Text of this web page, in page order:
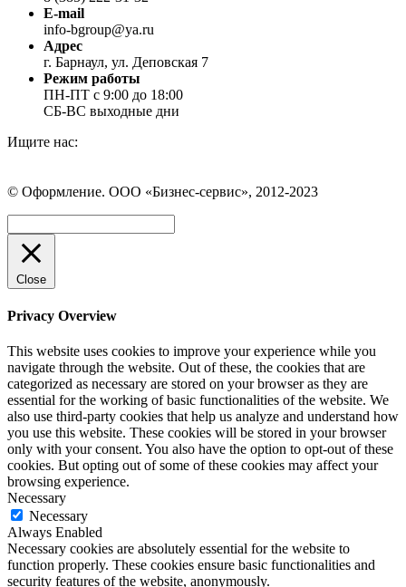
E-mail
info-bgroup@ya.ru
Адрес
г. Барнаул, ул. Деповская 7
Режим работы
ПН-ПТ с 9:00 до 18:00
СБ-ВС выходные дни
Ищите нас:
Вконтакте
открывается
в
новом
окне
WhatsApp
открывается
в
новом
окне
Telegram
открывается
в
новом
окне
© Оформление. ООО «Бизнес-сервис», 2012-2023
Close
Privacy Overview
This website uses cookies to improve your experience while you
navigate through the website. Out of these, the cookies that are
categorized as necessary are stored on your browser as they are
essential for the working of basic functionalities of the website. We
also use third-party cookies that help us analyze and understand how
you use this website. These cookies will be stored in your browser
only with your consent. You also have the option to opt-out of these
cookies. But opting out of some of these cookies may affect your
browsing experience.
Necessary
Necessary
Always Enabled
Necessary cookies are absolutely essential for the website to
function properly. These cookies ensure basic functionalities and
security features of the website, anonymously.